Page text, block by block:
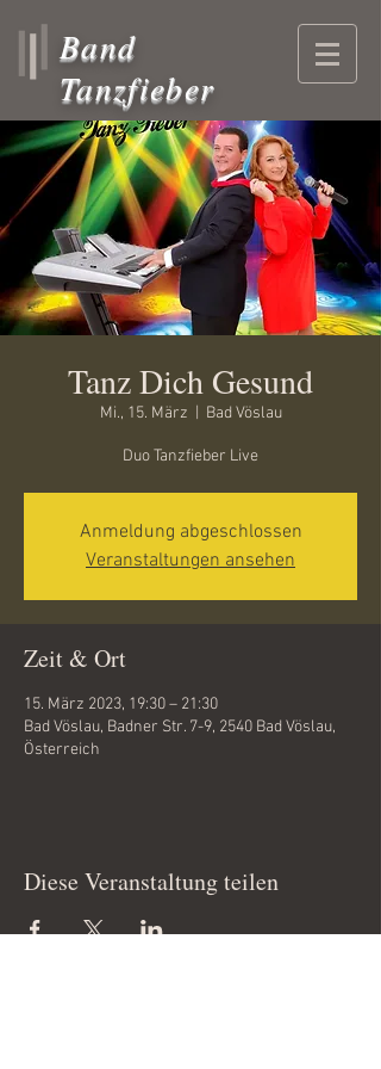
Band
Tanzfieber
Tanz Dich Gesund
Mi., 15. März Bad Vöslau
Duo Tanzfieber Live
Anmeldung abgeschlossen
Veranstaltungen ansehen
Zeit & Ort
15. März 2023, 19:30 – 21:30
Bad Vöslau, Badner Str. 7-9, 2540 Bad Vöslau,
Österreich
Diese Veranstaltung teilen